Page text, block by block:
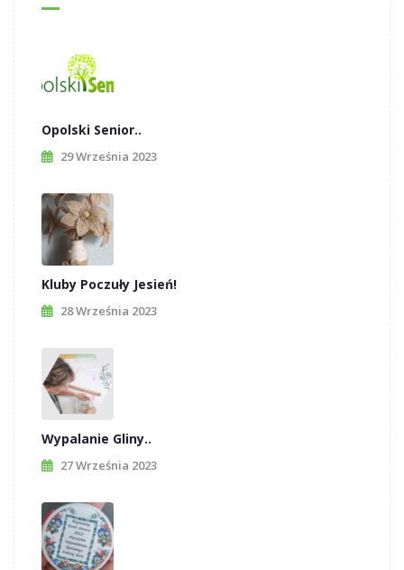
Opolski Senior..
29 Września 2023
Kluby Poczuły Jesień!
28 Września 2023
Wypalanie Gliny..
27 Września 2023